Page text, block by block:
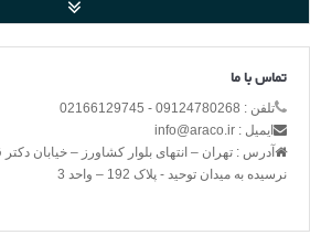
تماس با ما
تلفن : 09124780268 - 02166129745
ایمیل : info@araco.ir
آدرس : تهران – انتهای بلوار کشاورز – خیابان
نرسیده به میدان توحید - پلاک 192 – واحد 3